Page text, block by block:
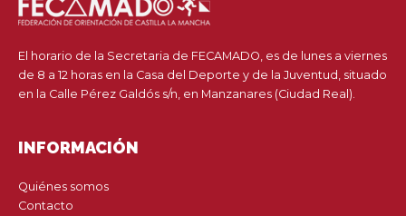
El horario de la Secretaria de FECAMADO, es de lunes a viernes
de 8 a 12 horas en la Casa del Deporte y de la Juventud, situado
en la Calle Pérez Galdós s/n, en Manzanares (Ciudad Real).
INFORMACIÓN
Quiénes somos
Contacto